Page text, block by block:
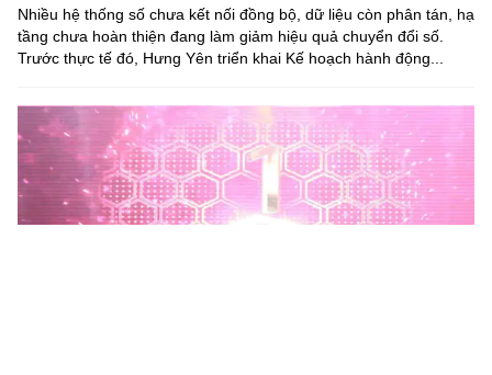
Nhiều hệ thống số chưa kết nối đồng bộ, dữ liệu còn phân tán, hạ
tầng chưa hoàn thiện đang làm giảm hiệu quả chuyển đổi số.
Trước thực tế đó, Hưng Yên triển khai Kế hoạch hành động...